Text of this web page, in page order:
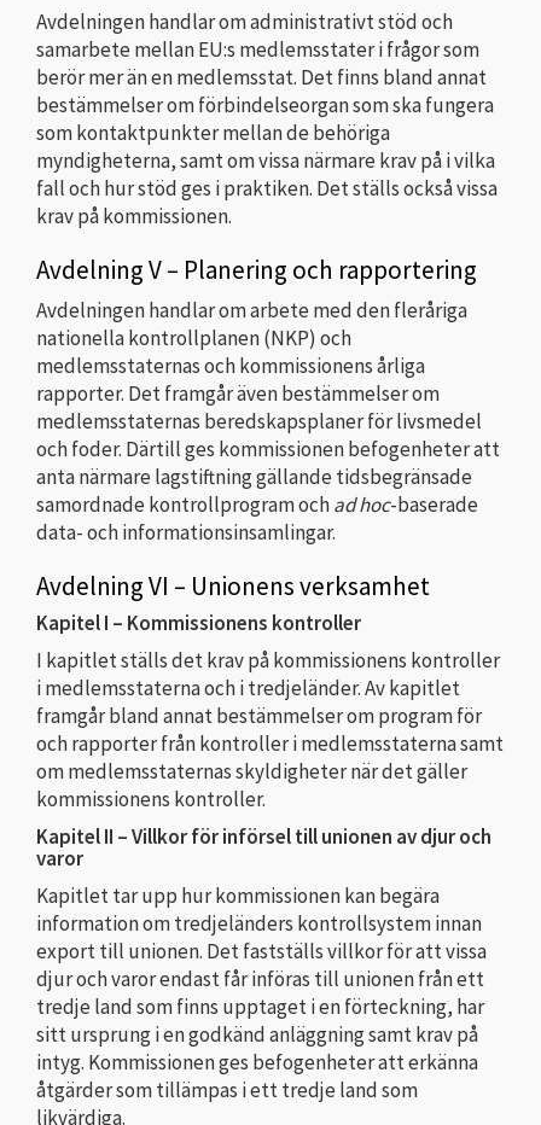
Avdelningen handlar om administrativt stöd och
samarbete mellan EU:s medlemsstater i frågor som
berör mer än en medlemsstat. Det finns bland annat
bestämmelser om förbindelseorgan som ska fungera
som kontaktpunkter mellan de behöriga
myndigheterna, samt om vissa närmare krav på i vilka
fall och hur stöd ges i praktiken. Det ställs också vissa
krav på kommissionen.
Avdelning V – Planering och rapportering
Avdelningen handlar om arbete med den fleråriga
nationella kontrollplanen (NKP) och
medlemsstaternas och kommissionens årliga
rapporter. Det framgår även bestämmelser om
medlemsstaternas beredskapsplaner för livsmedel
och foder. Därtill ges kommissionen befogenheter att
anta närmare lagstiftning gällande tidsbegränsade
samordnade kontrollprogram ochad hoc-baserade
data- och informationsinsamlingar.
Avdelning VI – Unionens verksamhet
Kapitel I – Kommissionens kontroller
I kapitlet ställs det krav på kommissionens kontroller
i medlemsstaterna och i tredjeländer. Av kapitlet
framgår bland annat bestämmelser om program för
och rapporter från kontroller i medlemsstaterna samt
om medlemsstaternas skyldigheter när det gäller
kommissionens kontroller.
Kapitel II – Villkor för införsel till unionen av djur och
varor
Kapitlet tar upp hur kommissionen kan begära
information om tredjeländers kontrollsystem innan
export till unionen. Det fastställs villkor för att vissa
djur och varor endast får införas till unionen från ett
tredje land som finns upptaget i en förteckning, har
sitt ursprung i en godkänd anläggning samt krav på
intyg. Kommissionen ges befogenheter att erkänna
åtgärder som tillämpas i ett tredje land som
likvärdiga.